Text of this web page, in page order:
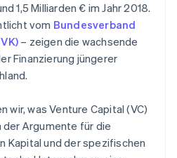
1,5 Milliarden € im Jahr 2018.
vom Bundesverband
– zeigen die wachsende
Finanzierung jüngerer
wir, was Venture Capital (VC)
Argumente für die
Kapital und der spezifischen